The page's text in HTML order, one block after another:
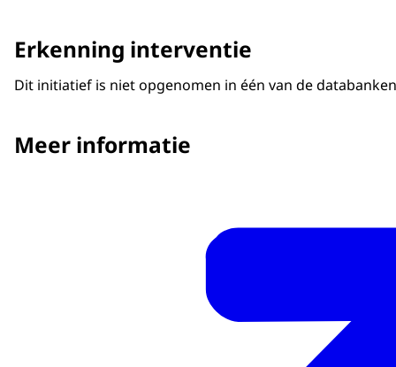
Erkenning interventie
Dit initiatief is niet opgenomen in één van de
Meer informatie